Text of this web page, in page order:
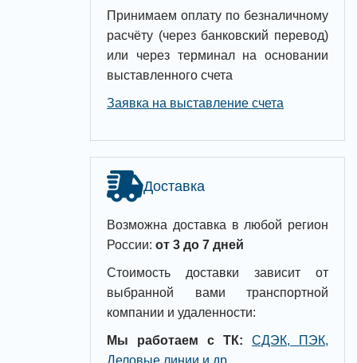
Принимаем оплату по безналичному
расчёту (через банковский перевод)
или через терминал на основании
выставленного счета
Заявка на выставление счета
Доставка
Возможна доставка в любой регион
России: от 3 до 7 дней
Стоимость доставки зависит от
выбранной вами транспортной
компании и удаленности:
Мы работаем с ТК:
СДЭК, ПЭК,
Деловые линии и др..